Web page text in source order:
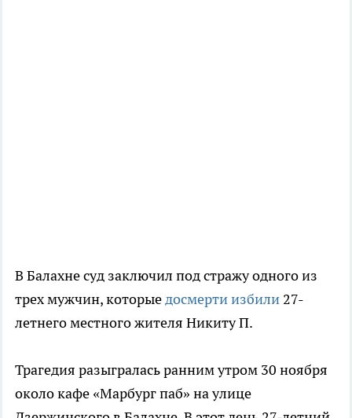
В Балахне суд заключил под стражу одного из
трех мужчин, которыедосмерти избили 27-
летнего местного жителя Никиту П.
Трагедия разыгралась ранним утром 30 ноября
около кафе «Марбург паб» на улице